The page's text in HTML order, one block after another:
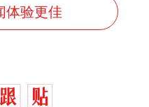
体验更佳